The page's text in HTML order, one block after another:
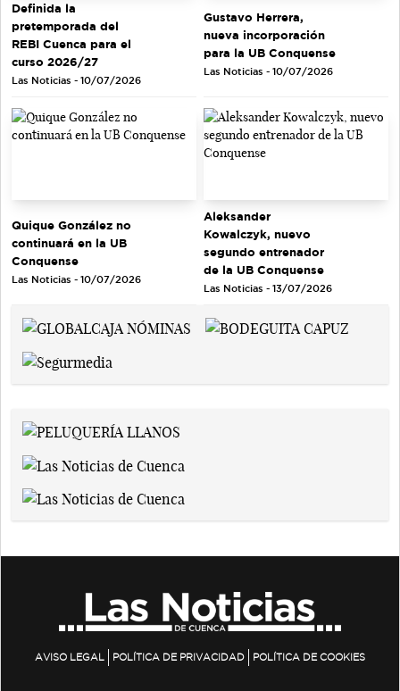
Definida la
pretemporada del
REBI Cuenca para el
curso 2026/27
Las Noticias - 10/07/2026
Gustavo Herrera,
nueva incorporación
para la UB Conquense
Las Noticias - 10/07/2026
Quique González no
continuará en la UB
Conquense
Las Noticias - 10/07/2026
Aleksander
Kowalczyk, nuevo
segundo entrenador
de la UB Conquense
Las Noticias - 13/07/2026
AVISO LEGAL POLÍTICA DE PRIVACIDAD POLÍTICA DE COOKIES